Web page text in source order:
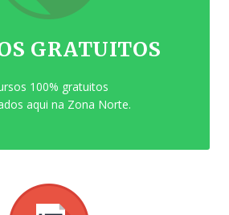
GRATUITOS
100% gratuitos
aqui na Zona Norte.